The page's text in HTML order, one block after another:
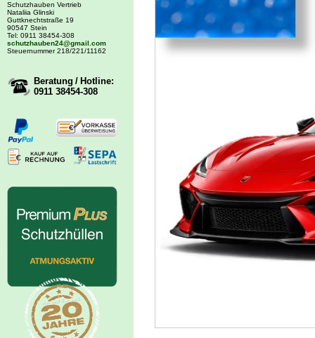
Schutzhauben Vertrieb
Nataliia Glinski
Guttknechtstraße 19
90547 Stein
Tel: 0911 38454-308
schutzhauben24@gmail.com
Steuernummer 218/221/11162
Beratung / Hotline:
0911 38454-308